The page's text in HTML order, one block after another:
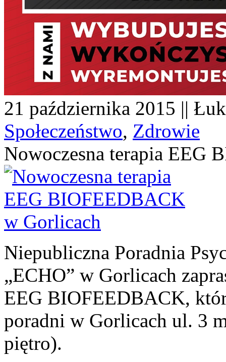
21 października 2015 ||
Społeczeństwo, Zdrowie
Nowoczesna terapia EEG
Niepubliczna Poradnia
„ECHO” w Gorlicach
EEG BIOFEEDBACK,
poradni w Gorlicach ul. 3
piętro).